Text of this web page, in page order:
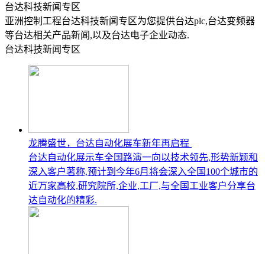
台达科技新闻专区
亚洲控制工程台达科技新闻专区为您提供台达plc,台达变频器
等台达相关产品新闻,以及台达电子企业动态.
台达科技新闻专区
龙腾盛世，台达自动化展车新年再启程
台达自动化展示车全国路演一向以技术领先,形势新颖和
深入客户著称,预计到今年6月将会深入全国100个城市的
近万家高校,研究院所,企业,工厂,与全国工业客户分享台
达自动化的精彩.